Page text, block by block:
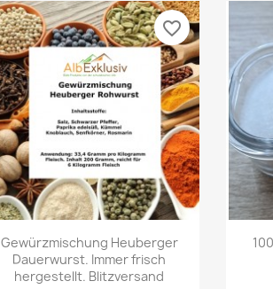
Vorschau
Gewürzmischung Heuberger
Dauerwurst. Immer frisch
hergestellt. Blitzversand
favorite_border